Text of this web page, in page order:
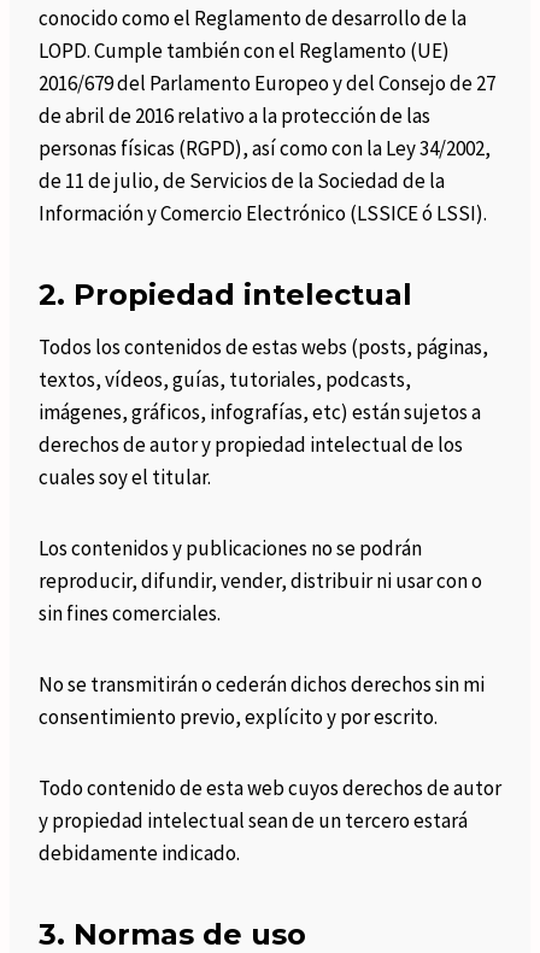
conocido como el Reglamento de desarrollo de la
LOPD. Cumple también con el Reglamento (UE)
2016/679 del Parlamento Europeo y del Consejo de 27
de abril de 2016 relativo a la protección de las
personas físicas (RGPD), así como con la Ley 34/2002,
de 11 de julio, de Servicios de la Sociedad de la
Información y Comercio Electrónico (LSSICE ó LSSI).
2. Propiedad intelectual
Todos los contenidos de estas webs (posts, páginas,
textos, vídeos, guías, tutoriales, podcasts,
imágenes, gráficos, infografías, etc) están sujetos a
derechos de autor y propiedad intelectual de los
cuales soy el titular.
Los contenidos y publicaciones no se podrán
reproducir, difundir, vender, distribuir ni usar con o
sin fines comerciales.
No se transmitirán o cederán dichos derechos sin mi
consentimiento previo, explícito y por escrito.
Todo contenido de esta web cuyos derechos de autor
y propiedad intelectual sean de un tercero estará
debidamente indicado.
3. Normas de uso